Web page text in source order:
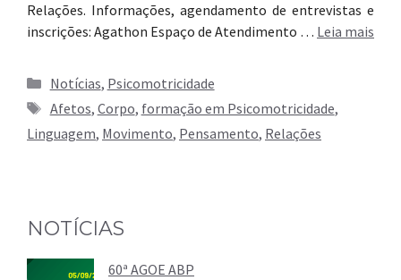
Relações. Informações, agendamento de entrevistas e
inscrições: Agathon Espaço de Atendimento … Leia mais
Categorias
Notícias, Psicomotricidade
Tags
Afetos, Corpo, formação em Psicomotricidade,
Linguagem, Movimento, Pensamento, Relações
NOTÍCIAS
60ª AGOE ABP